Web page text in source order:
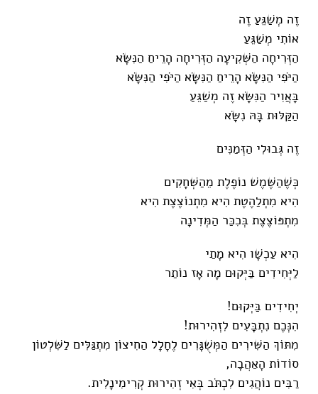
זֶה מְשַׁגֵּעַ זֶה
אוֹתִי מְשַׁגֵּעַ
הַזְּרִיחָה הַשְּׁקִיעָה הַזְּרִיחָה הָרֵיחַ הַנִּשָּׂא
הַיֹּפִי הַנִּשָּׂא הָרֵיחַ הַנִּשָּׂא הַיֹּפִי הַנִּשָּׂא
בָּאֲוִיר הַנִּשָּׂא זֶה מְשַׁגֵּעַ
הַקַּלּוּת בָּהּ נִשָּׂא
זֶה גְּבוּלִי הַזְּמַנִּים
כְּשֶׁהַשֶּׁמֶשׁ נוֹפֶלֶת מֵהַשְּׁחָקִים
הִיא מִתְלַהֶטֶת הִיא מִתְנוֹצֶצֶת הִיא
מִתְפּוֹצֶצֶת בְּכִכַּר הַמְּדִינָה
הִיא עַכְשָׁו הִיא מָתַי
לַיְּחִידִים בַּיְּקוּם מָה אָז נוֹתַר
יְחִידִים בַּיְּקוּם!
הִנְּכֶם נִתְבָּעִים לִזְהִירוּת!
מִתּוֹךְ הַשִּׁירִים הַמְּשֻׁגָּרִים לֶחָלָל הַחִיצוֹן מִתְגַּלִּים לַשִּׁלְטוֹן
סוֹדוֹת הָאַהֲבָה,
רַבִּים נוֹהֲגִים לִכְתֹּב בְּאִי זְהִירוּת קְרִימִינָלִית.